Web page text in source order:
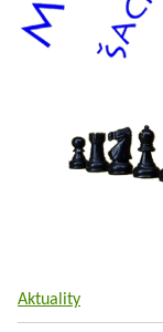
Aktuality